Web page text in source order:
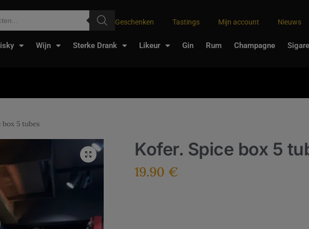
Geschenken Tastings Mijn account Nieuws
Wijn Sterke Drank Likeur Gin Rum Champagne
box 5 tubes
Kofer. Spice box 5
19.90 €